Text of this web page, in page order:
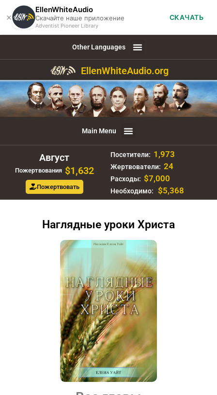
×
EllenWhiteAudio
Скачайте наше приложение
Adventist Pioneer Library
СКАЧАТЬ
Other Languages
EllenWhiteAudio.org
Main Menu
Август
Пожертвования $1,632
Пожертвовать
Посетители: 1,973
Жертвователи: 24
Расходы: $7,000
Необходимо: $5,368
Наглядные уроки Христа